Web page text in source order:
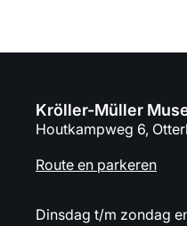
Kröller-Müller
Houtkampweg 6,
Route en parkeren
Dinsdag t/m zondag